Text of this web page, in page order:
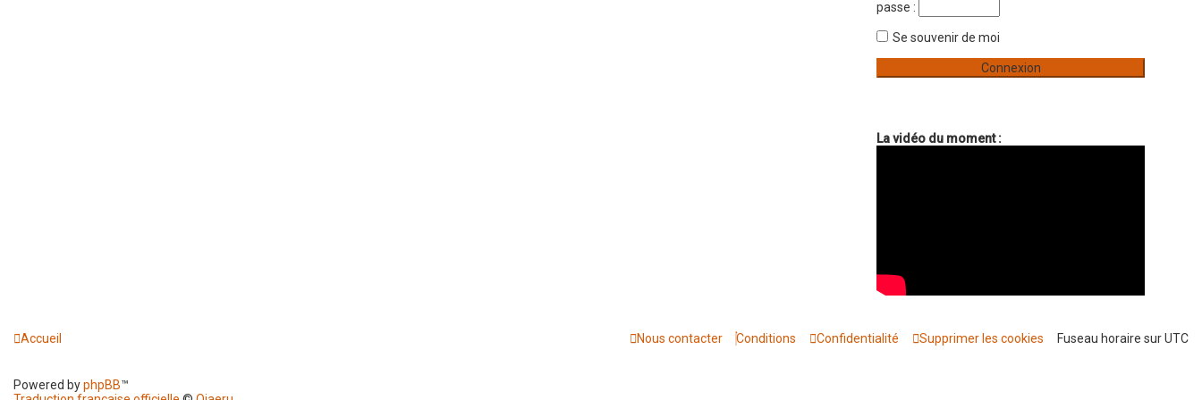
é
e
passe :
Se souvenir de moi
La vidéo du moment :
Accueil Fuseau horaire surUTC
Supprimer les cookies
Confidentialité
Conditions
Nous contacter
Powered byphpBB™